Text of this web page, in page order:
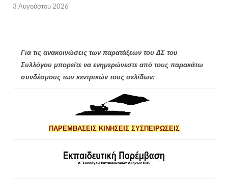
3 Αυγούστου 2026
Για τις ανακοινώσεις των παρατάξεων του ΔΣ του
Συλλόγου μπορείτε να ενημερώνεστε από τους παρακάτω
συνδέσμους των κεντρικών τους σελίδων:
ΠΑΡΕΜΒΑΣΕΙΣ ΚΙΝΗΣΕΙΣ ΣΥΣΠΕΙΡΩΣΕΙΣ